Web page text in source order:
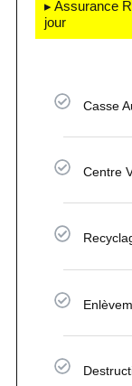
▸ Assurance
jour
Casse
Centre